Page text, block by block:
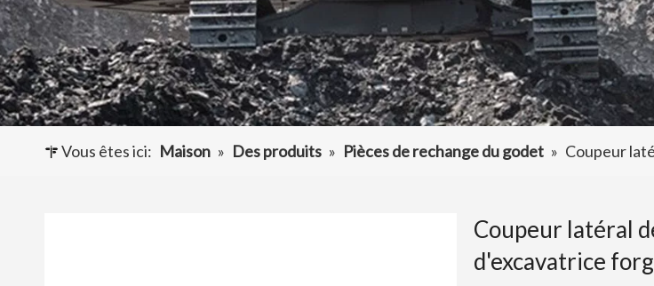
Autres accessoires d'excavatrice
Vous êtes ici: Maison » Des produits » Pièces de rechange du godet » Coupeur
Coupeur latéral
d'excavatrice